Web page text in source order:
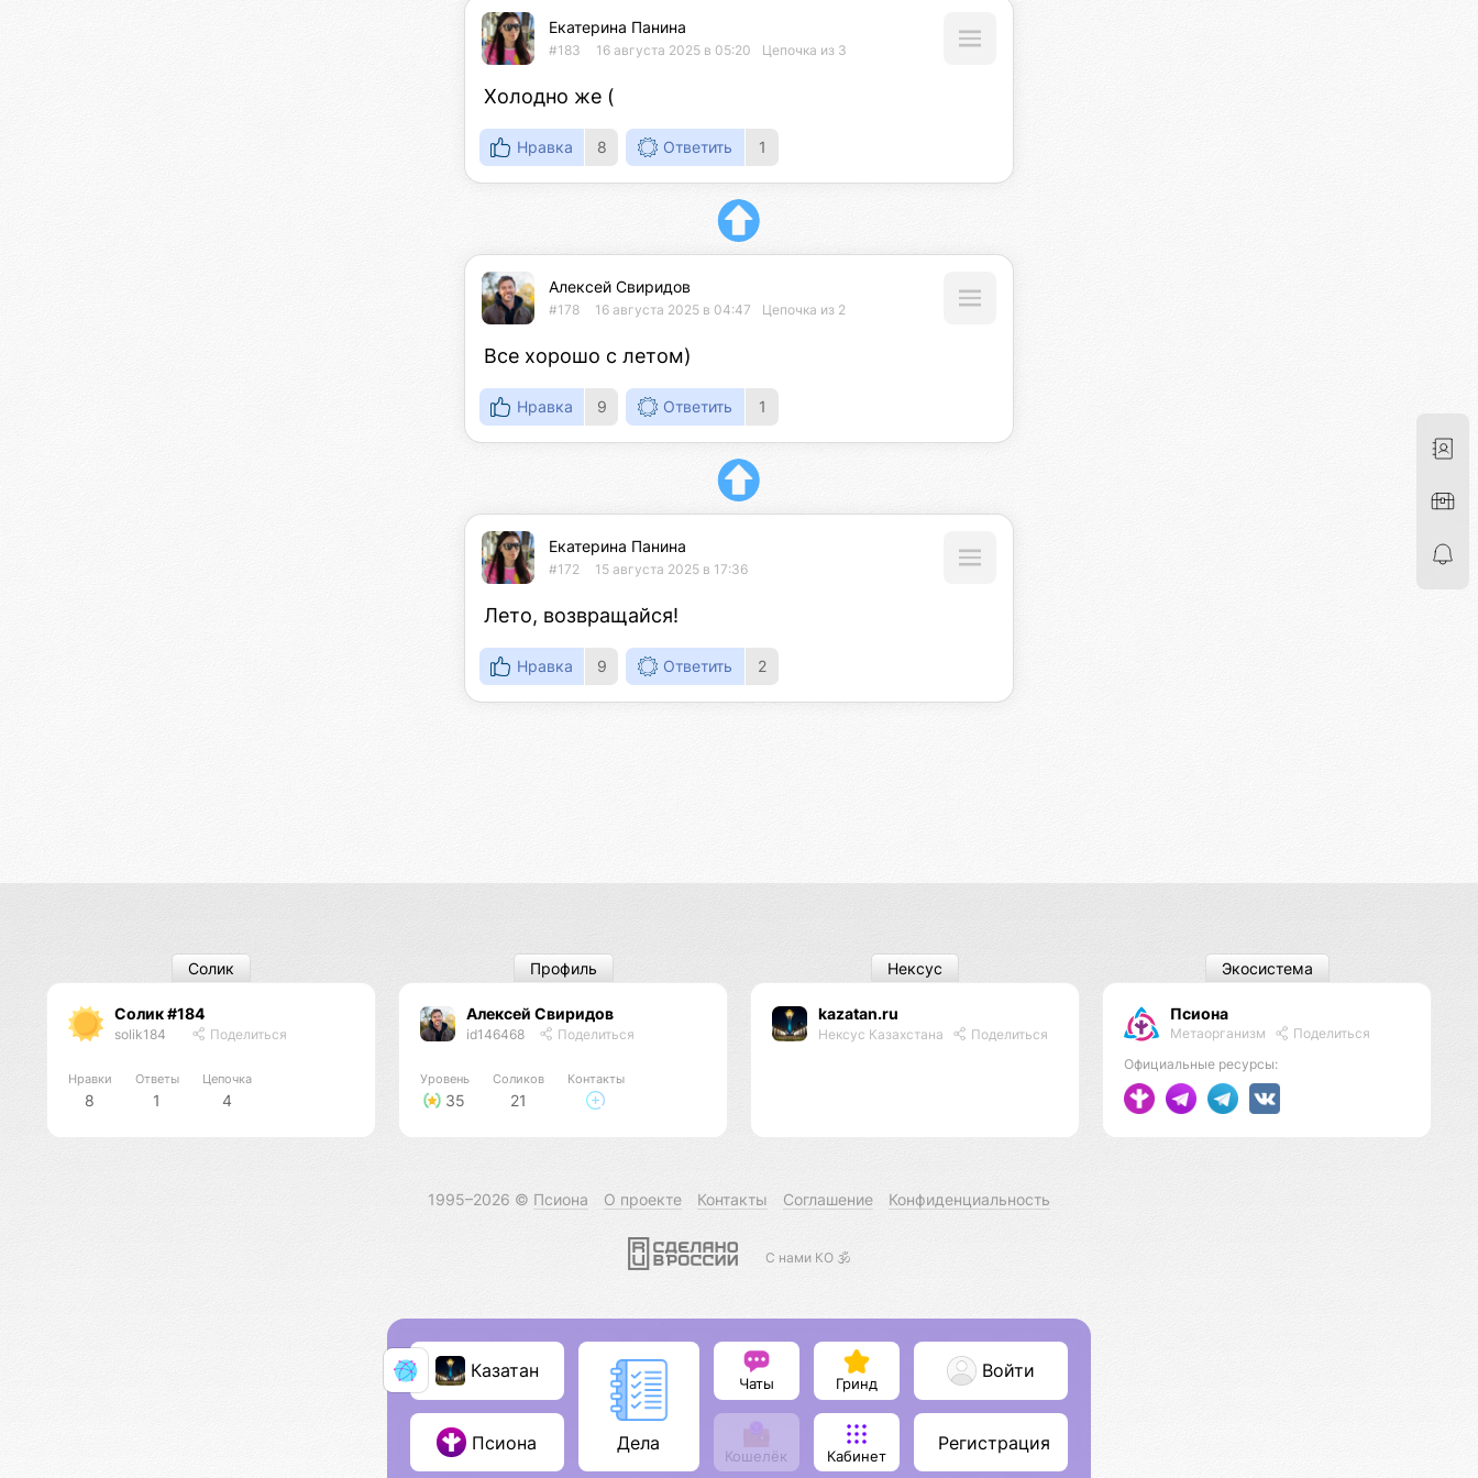
Екатерина Панина
#183 16 августа 2025 в 05:20 Цепочка из 3
Холодно же (
Нравка 8 Ответить 1
Алексей Свиридов
#178 16 августа 2025 в 04:47 Цепочка из 2
Все хорошо с летом)
Нравка 9 Ответить 1
Екатерина Панина
#172 15 августа 2025 в 17:36
Лето, возвращайся!
Нравка 9 Ответить 2
Солик #184
solik184 Поделиться
Нравки
8
Ответы
1
Цепочка
4
Солик
Алексей Свиридов
id146468 Поделиться
Уровень
35
Соликов
21
Контакты
Профиль
kazatan.ru
Нексус Казахстана Поделиться
Нексус
Псиона
Метаорганизм
Поделиться
Официальные ресурсы:
Экосистема
1995–2026 © Псиона О проекте Контакты Соглашение Конфиденциальность
С нами КО 🕉️
Казатан
Псиона Дела
Чаты Гринд
Кошелёк Кабинет
Войти
Регистрация